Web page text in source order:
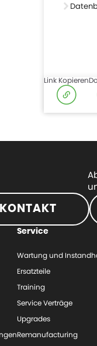
Link Kopieren
KONTAKT
Service
Wartung und
Ersatzteile
Training
Service Verträge
Upgrades
Remanufacturing